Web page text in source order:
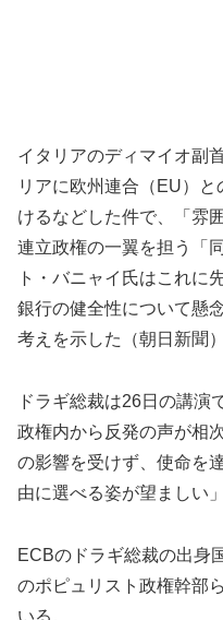
イタリアのディマイオ副
リアに欧州連合（EU）
けるなどした件で、「雰
連立政権の一翼を担う「
ト・バニャイ氏はこれに
銀行の健全性について懸
考えを示した（朝日新聞）
ドラギ総裁は26日の講演
政権内から反発の声が相
の影響を受けず、使命を
由に選べる姿が望ましい
ECBのドラギ総裁の出身
のポピュリスト政権幹部
いる。